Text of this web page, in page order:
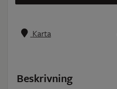
Karta
Beskrivning